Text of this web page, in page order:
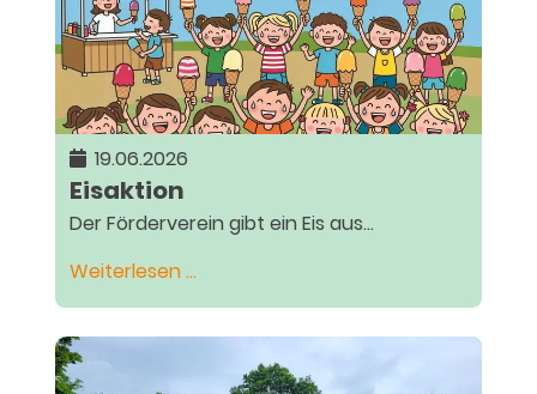
19.06.2026
Eisaktion
Der Förderverein gibt ein Eis aus...
Weiterlesen …Eisaktion